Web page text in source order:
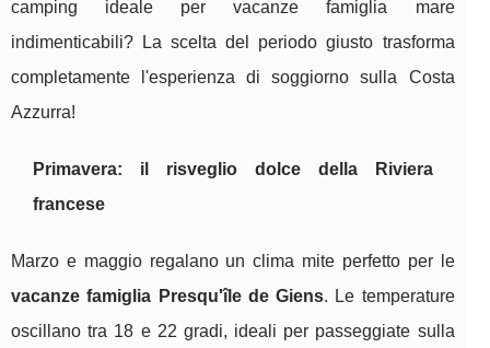
camping ideale per vacanze famiglia mare
indimenticabili? La scelta del periodo giusto trasforma
completamente l'esperienza di soggiorno sulla Costa
Azzurra!
Primavera: il risveglio dolce della Riviera
francese
Marzo e maggio regalano un clima mite perfetto per le
vacanze famiglia Presqu'île de Giens. Le temperature
oscillano tra 18 e 22 gradi, ideali per passeggiate sulla